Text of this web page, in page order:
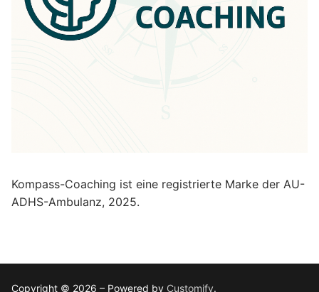
Kompass-Coaching ist eine registrierte Marke der AU-
ADHS-Ambulanz, 2025.
Copyright © 2026 – Powered by Customify.